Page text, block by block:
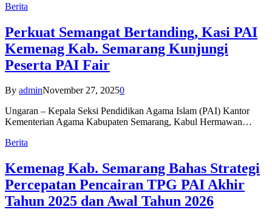
Berita
Perkuat Semangat Bertanding, Kasi PAI
Kemenag Kab. Semarang Kunjungi
Peserta PAI Fair
By adminNovember 27, 20250
Ungaran – Kepala Seksi Pendidikan Agama Islam (PAI) Kantor
Kementerian Agama Kabupaten Semarang, Kabul Hermawan…
Berita
Kemenag Kab. Semarang Bahas Strategi
Percepatan Pencairan TPG PAI Akhir
Tahun 2025 dan Awal Tahun 2026